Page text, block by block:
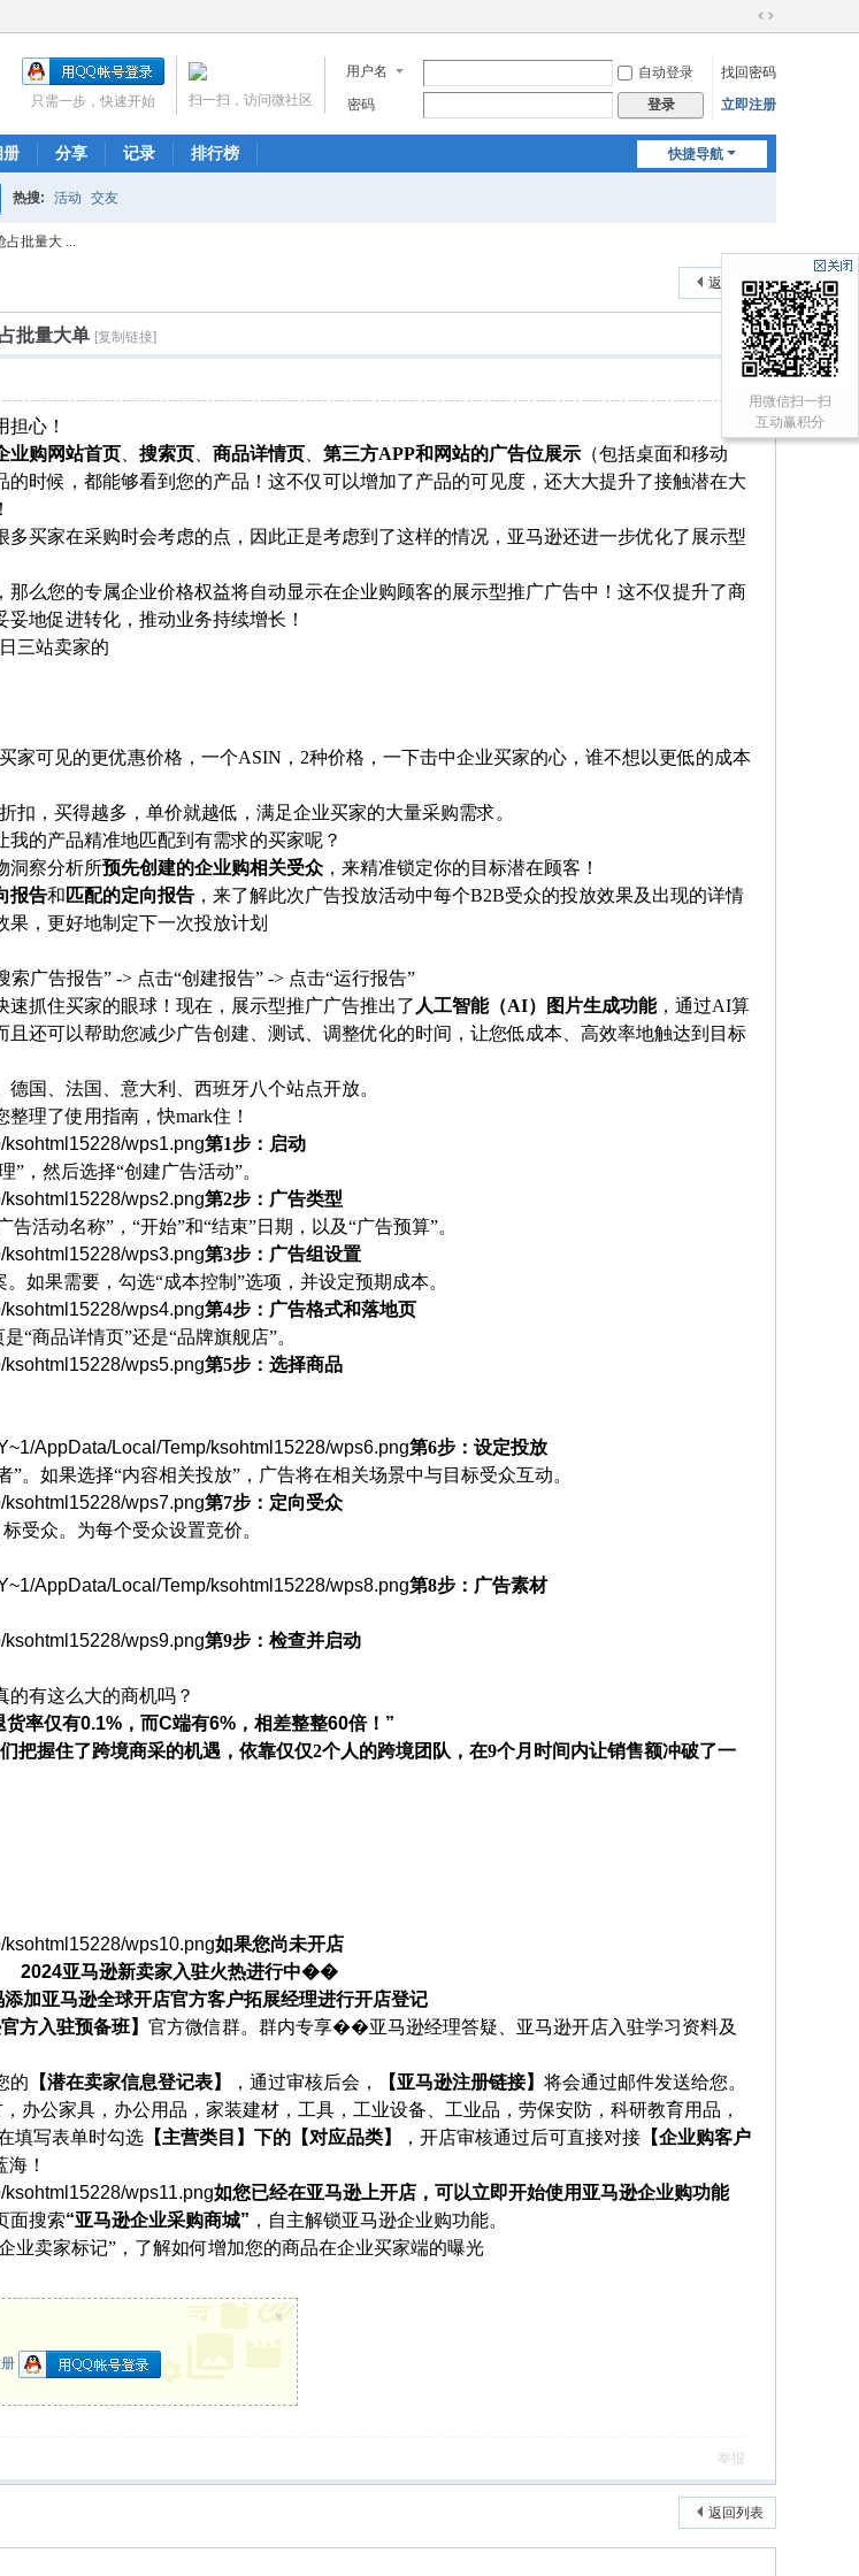
切
到
宽
用户名 自动登录
找回密码
密码
登录 立即注册
扫一扫，访问微社区
只需一步，快速开始
快捷导航
册 分享 记录 排行榜
热搜: 活动 交友
占批量大 ...
返回列表
批量大单 [复制链接]
心！
业购网站首页 搜索页 商品详情页 第三方APP和网站的广告位展示 （包括桌面和移动
时候，都能够看到您的产品！这不仅可以增加了产品的可见度，还大大提升了接触潜在大
买家在采购时会考虑的点，因此正是考虑到了这样的情况，亚马逊还进一步优化了展示型
，那么您的专属企业价格权益将自动显示在企业购顾客的展示型推广广告中！这不仅提升了商
地促进转化，推动业务持续增长！
三站卖家的
家可见的更优惠价格，一个ASIN，2种价格，一下击中企业买家的心，谁不想以更低的成本
扣，买得越多，单价就越低，满足企业买家的大量采购需求。
的产品精准地匹配到有需求的买家呢？
洞察分析所预先创建的企业购相关受众 ，来精准锁定你的目标潜在顾客！
报告和匹配的定向报告 ，来了解此次广告投放活动中每个B2B受众的投放效果及出现的详情
，更好地制定下一次投放计划
广告报告” -> 点击“创建报告” -> 点击“运行报告”
抓住买家的眼球！现在，展示型推广广告推出了 人工智能（AI）图片生成功能，通过AI算
还可以帮助您减少广告创建、测试、调整优化的时间，让您低成本、高效率地触达到目标
国、法国、意大利、西班牙八个站点开放。
整理了使用指南，快mark住！
wps1.png第1步：启动
”，然后选择“创建广告活动”。
wps2.png第2步：广告类型
活动名称”，“开始”和“结束”日期，以及“广告预算”。
wps3.png第3步：广告组设置
如果需要，勾选“成本控制”选项，并设定预期成本。
wps4.png第4步：广告格式和落地页
“商品详情页”还是“品牌旗舰店”。
wps5.png第5步：选择商品
AppData/Local/Temp/ksohtml15228/wps6.png第6步：设定投放
”。如果选择“内容相关投放”，广告将在相关场景中与目标受众互动。
wps7.png第7步：定向受众
受众。为每个受众设置竞价。
AppData/Local/Temp/ksohtml15228/wps8.png第8步：广告素材
wps9.png第9步：检查并启动
有这么大的商机吗？
率仅有0.1%，而C端有6%，相差整整60倍！”
把握住了跨境商采的机遇，依靠仅仅2个人的跨境团队，在9个月时间内让销售额冲破了一
wps10.png如果您尚未开店
2024亚马逊新卖家入驻火热进行中��
加亚马逊全球开店官方客户拓展经理进行开店登记
方入驻预备班】 官方微信群。群内专享��亚马逊经理答疑、亚马逊开店入驻学习资料及
的 【潜在卖家信息登记表】 ，通过审核后会， 【亚马逊注册链接】 将会通过邮件发送给您。
办公家具，办公用品，家装建材，工具，工业设备、工业品，劳保安防，科研教育用品，
填写表单时勾选 【主营类目】下的【对应品类】 ，开店审核通过后可直接对接 【企业购客户
！
wps11.png如您已经在亚马逊上开店，可以立即开始使用亚马逊企业购功能
面搜索“亚马逊企业采购商城” ，自主解锁亚马逊企业购功能。
业卖家标记”，了解如何增加您的商品在企业买家端的曝光
×
举报
返回列表
用微信扫一扫
互动赢积分